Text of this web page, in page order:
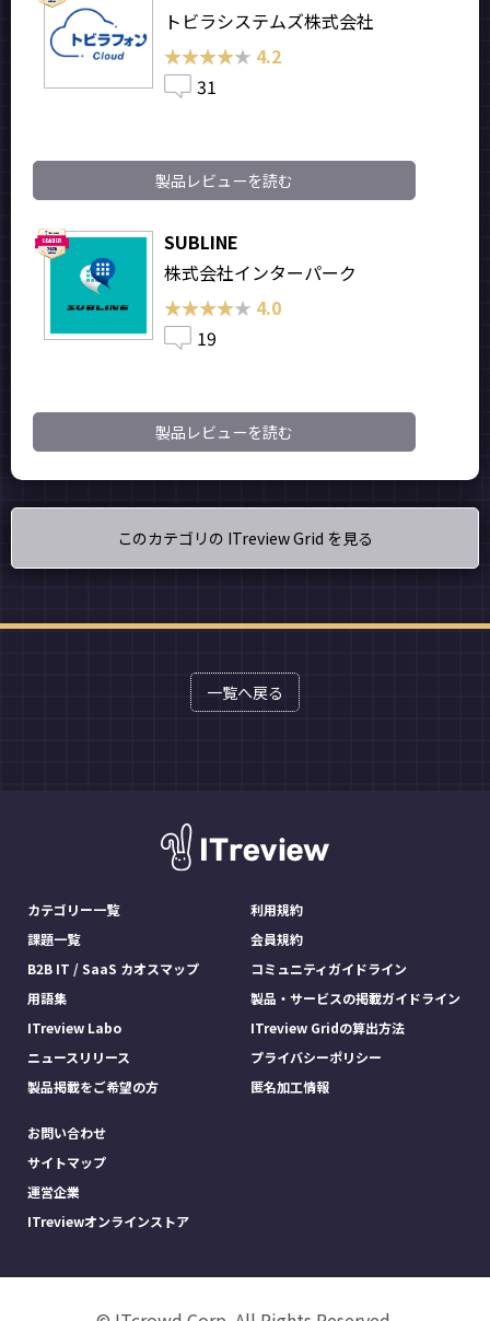
トビラシステムズ株式会社
★★★★★
★★★★★ 4.2
31
製品レビューを読む
SUBLINE
株式会社インターパーク
★★★★★
★★★★★ 4.0
19
製品レビューを読む
このカテゴリの ITreview Grid を見る
一覧へ戻る
カテゴリー一覧
課題一覧
B2B IT / SaaS カオスマップ
用語集
ITreview Labo
ニュースリリース
製品掲載をご希望の方
利用規約
会員規約
コミュニティガイドライン
製品・サービスの掲載ガイドライン
ITreview Gridの算出方法
プライバシーポリシー
匿名加工情報
お問い合わせ
サイトマップ
運営企業
ITreviewオンラインストア